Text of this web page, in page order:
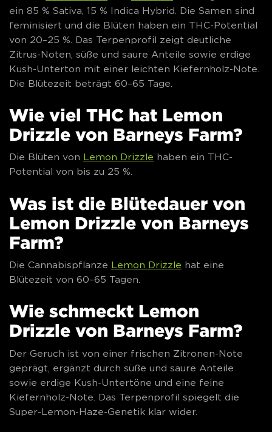
ein 85 % Sativa, 15 % Indica Hybrid. Die Samen sind
feminisiert und die Blüten haben ein THC-Potential
von 20–25 %. Das Terpenprofil zeigt deutliche
Zitrus-Noten, süße und saure Anteile sowie erdige
Kush-Unterton mit einer leichten Kiefernholz-Note.
Die Blütezeit beträgt 60–65 Tage.
Wie viel THC hat Lemon
Drizzle von Barneys Farm?
Die Blüten von Lemon Drizzle haben ein THC-
Potential von bis zu 25 %.
Was ist die Blütedauer von
Lemon Drizzle von Barneys
Farm?
Die Cannabispflanze Lemon Drizzle hat eine
Blütezeit von 60–65 Tagen.
Wie schmeckt Lemon
Drizzle von Barneys Farm?
Der Geruch ist von einer frischen Zitronen-Note
geprägt, ergänzt durch süße und saure Anteile
sowie erdige Kush-Untertöne und eine feine
Kiefernholz-Note. Das Terpenprofil spiegelt die
Super-Lemon-Haze-Genetik klar wider.